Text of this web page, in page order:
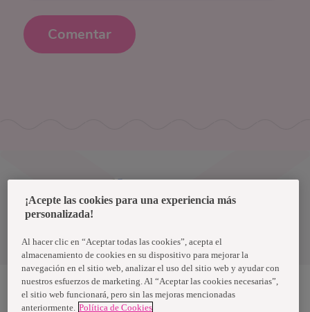
Comentar
Términos y condiciones
Nosotras, una marca de Essity - una compañía global líder en
¡Acepte las cookies para una experiencia más
personalizada!
Al hacer clic en “Aceptar todas las cookies”, acepta el
almacenamiento de cookies en su dispositivo para mejorar la
navegación en el sitio web, analizar el uso del sitio web y ayudar con
nuestros esfuerzos de marketing. Al “Aceptar las cookies necesarias”,
el sitio web funcionará, pero sin las mejoras mencionadas
anteriormente. Política de Cookies